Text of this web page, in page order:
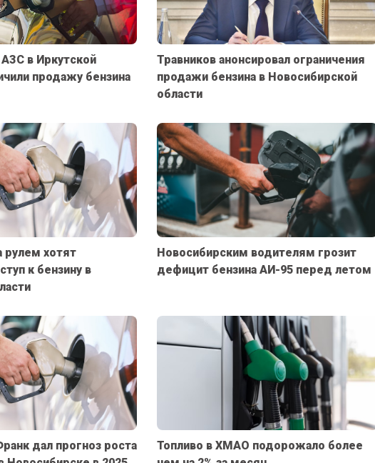
в Иркутской
продажу бензина
Травников анонсировал ограничения
продажи бензина в Новосибирской
области
рулем хотят
к бензину в
Новосибирским водителям грозит
дефицит бензина АИ-95 перед летом
дал прогноз роста
Топливо в ХМАО подорожало более